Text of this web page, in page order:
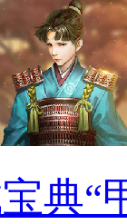
典“